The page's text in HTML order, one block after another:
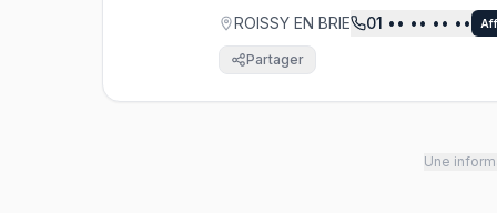
ROISSY EN BRIE 01 •• •• •• ••
Partager
Une